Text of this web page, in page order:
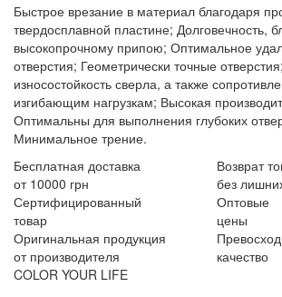
Быстрое врезание в материал благодаря
твердосплавной пластине; Долговечность,
высокопрочному припою; Оптимальное
отверстия; Геометрически точные
износостойкость сверла, а также
изгибающим нагрузкам; Высокая
Оптимальны для выполнения глубоких
Минимальное трение.
Бесплатная доставка
от 10000 грн
Возврат
без
Сертифицированный
товар
Оптовые
цены
Оригинальная продукция
от производителя
качество
COLOR YOUR LIFE